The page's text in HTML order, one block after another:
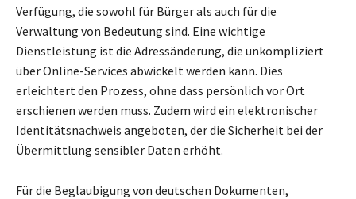
Verfügung, die sowohl für Bürger als auch für die
Verwaltung von Bedeutung sind. Eine wichtige
Dienstleistung ist die Adressänderung, die unkompliziert
über Online-Services abwickelt werden kann. Dies
erleichtert den Prozess, ohne dass persönlich vor Ort
erschienen werden muss. Zudem wird ein elektronischer
Identitätsnachweis angeboten, der die Sicherheit bei der
Übermittlung sensibler Daten erhöht.
Für die Beglaubigung von deutschen Dokumenten,